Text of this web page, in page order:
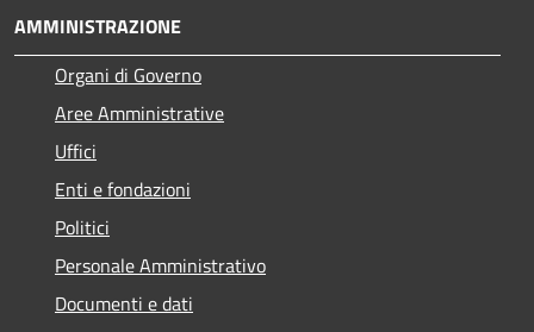
AMMINISTRAZIONE
Organi di Governo
Aree Amministrative
Uffici
Enti e fondazioni
Politici
Personale Amministrativo
Documenti e dati